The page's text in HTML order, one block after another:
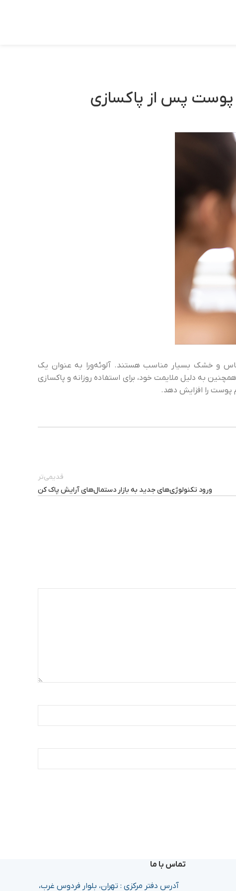
پوست پس از پاکسازی
و خشک بسیار مناسب هستند. آلوئه‌ورا به عنوان یک
به دلیل ملایمت خود، برای استفاده روزانه و پاکسازی
پوست را افزایش دهد.
قدیمی‌تر
ورود تکنولوژی‌های جدید به بازار دستمال‌های آرایش پاک کن
تماس با ما
آدرس دفتر مرکزی : تهران، بلوار فردوس غرب،